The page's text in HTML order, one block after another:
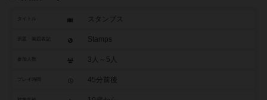
タイトル スタンプス
Stamps
参加人数 3人～5人
45分前後